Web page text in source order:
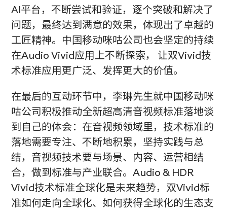
AI平台，不断尝试和验证，逐个突破和解决了
问题，最终达到满意的效果，体现出了卓越的
工匠精神。中国移动咪咕公司也会坚定的持续
在Audio Vivid应用上不断探索， 让双Vivid技
术标准应用更广泛、发挥更大的价值。
在最后的互动环节中，李琳先生就中国移动咪
咕公司积极推动全新超高清音视频标准落地谈
到自己的体会：在音视频领域里，技术标准的
落地需要专注、不断地积累，坚持实践与总
结，音视频技术要与场景、内容、运营相结
合，做到标准与产业联合。Audio & HDR
Vivid技术标准全球化是未来趋势，双Vivid标
准如何走向全球化、如何获得全球化的生态支